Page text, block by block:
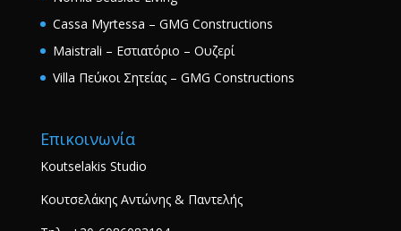
Cassa Myrtessa – GMG Constructions
Maistrali – Εστιατόριο – Ουζερί
Villa Πεύκοι Σητείας – GMG Constructions
Επικοινωνία
Koutselakis Studio
Κουτσελάκης Αντώνης & Παντελής